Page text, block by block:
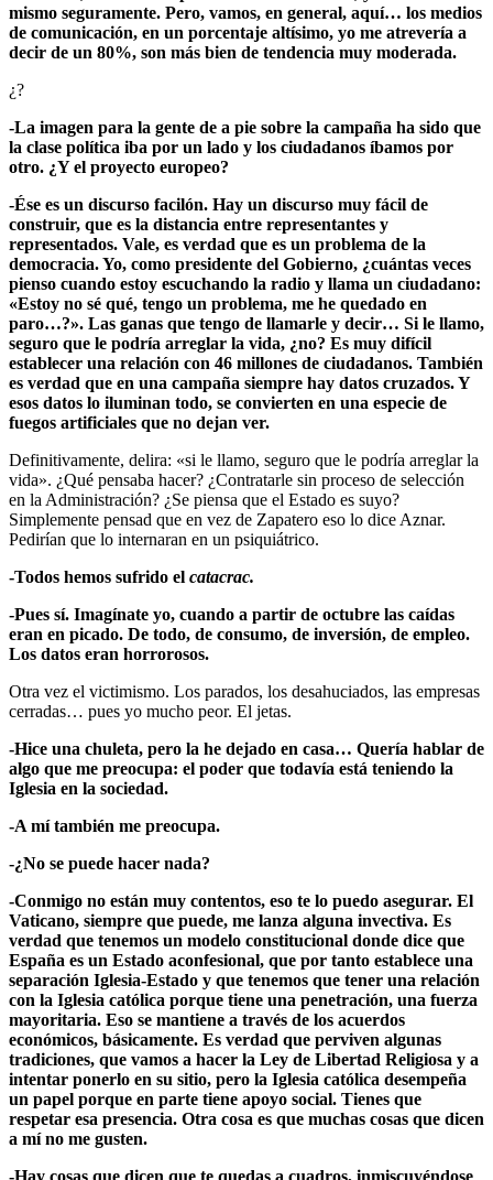
mismo seguramente. Pero, vamos, en general, aquí… los medios
de comunicación, en un porcentaje altísimo, yo me atrevería a
decir de un 80%, son más bien de tendencia muy moderada.
¿?
-La imagen para la gente de a pie sobre la campaña ha sido que
la clase política iba por un lado y los ciudadanos íbamos por
otro. ¿Y el proyecto europeo?
-Ése es un discurso facilón. Hay un discurso muy fácil de
construir, que es la distancia entre representantes y
representados. Vale, es verdad que es un problema de la
democracia. Yo, como presidente del Gobierno, ¿cuántas veces
pienso cuando estoy escuchando la radio y llama un ciudadano:
«Estoy no sé qué, tengo un problema, me he quedado en
paro…?». Las ganas que tengo de llamarle y decir… Si le llamo,
seguro que le podría arreglar la vida, ¿no? Es muy difícil
establecer una relación con 46 millones de ciudadanos. También
es verdad que en una campaña siempre hay datos cruzados. Y
esos datos lo iluminan todo, se convierten en una especie de
fuegos artificiales que no dejan ver.
Definitivamente, delira: «si le llamo, seguro que le podría arreglar la
vida». ¿Qué pensaba hacer? ¿Contratarle sin proceso de selección
en la Administración? ¿Se piensa que el Estado es suyo?
Simplemente pensad que en vez de Zapatero eso lo dice Aznar.
Pedirían que lo internaran en un psiquiátrico.
-Todos hemos sufrido el catacrac.
-Pues sí. Imagínate yo, cuando a partir de octubre las caídas
eran en picado. De todo, de consumo, de inversión, de empleo.
Los datos eran horrorosos.
Otra vez el victimismo. Los parados, los desahuciados, las empresas
cerradas… pues yo mucho peor. El jetas.
-Hice una chuleta, pero la he dejado en casa… Quería hablar de
algo que me preocupa: el poder que todavía está teniendo la
Iglesia en la sociedad.
-A mí también me preocupa.
-¿No se puede hacer nada?
-Conmigo no están muy contentos, eso te lo puedo asegurar. El
Vaticano, siempre que puede, me lanza alguna invectiva. Es
verdad que tenemos un modelo constitucional donde dice que
España es un Estado aconfesional, que por tanto establece una
separación Iglesia-Estado y que tenemos que tener una relación
con la Iglesia católica porque tiene una penetración, una fuerza
mayoritaria. Eso se mantiene a través de los acuerdos
económicos, básicamente. Es verdad que perviven algunas
tradiciones, que vamos a hacer la Ley de Libertad Religiosa y a
intentar ponerlo en su sitio, pero la Iglesia católica desempeña
un papel porque en parte tiene apoyo social. Tienes que
respetar esa presencia. Otra cosa es que muchas cosas que dicen
a mí no me gusten.
-Hay cosas que dicen que te quedas a cuadros, inmiscuyéndose